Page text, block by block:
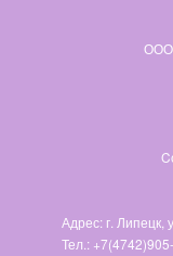
ООО
Адрес: г. Липецк,
Тел.: